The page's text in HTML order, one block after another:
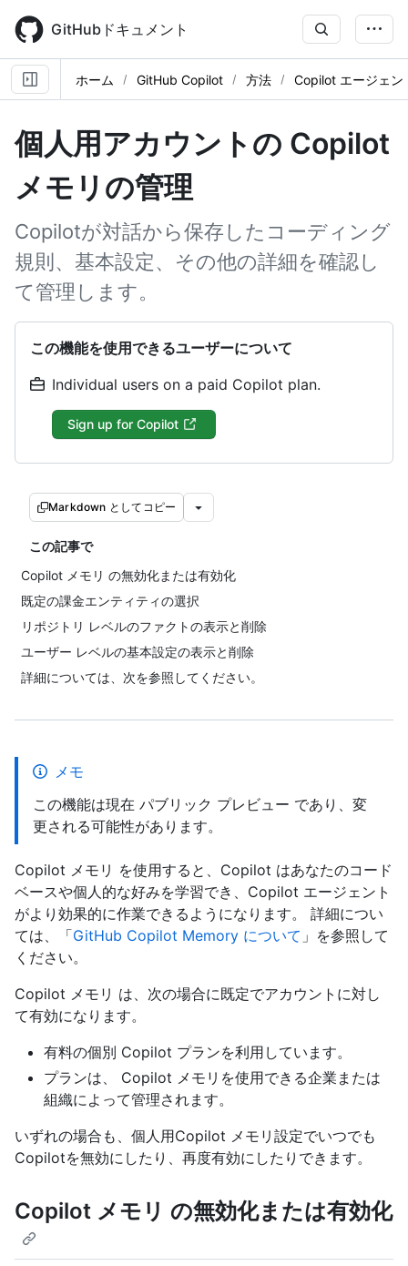
main
content
GitHubドキュメント
ホーム GitHub Copilot 方法 Copilot エージェン
個人用アカウントの Copilot
メモリの管理
Copilotが対話から保存したコーディング
規則、基本設定、その他の詳細を確認し
て管理します。
この機能を使用できるユーザーについて
Individual users on a paid Copilot plan.
Sign up for Copilot
Markdown としてコピー
この記事で
Copilot メモリ の無効化または有効化
既定の課金エンティティの選択
リポジトリ レベルのファクトの表示と削除
ユーザー レベルの基本設定の表示と削除
詳細については、次を参照してください。
メモ
この機能は現在 パブリック プレビュー であり、変
更される可能性があります。
Copilot メモリ を使用すると、Copilot はあなたのコード
ベースや個人的な好みを学習でき、Copilot エージェント
がより効果的に作業できるようになります。 詳細につい
ては、「GitHub Copilot Memory について 」を参照して
ください。
Copilot メモリ は、次の場合に既定でアカウントに対し
て有効になります。
有料の個別 Copilot プランを利用しています。
プランは、 Copilot メモリを使用できる企業または
組織によって管理されます。
いずれの場合も、個人用Copilot メモリ設定でいつでも
Copilotを無効にしたり、再度有効にしたりできます。
Copilot メモリ の無効化または有効化